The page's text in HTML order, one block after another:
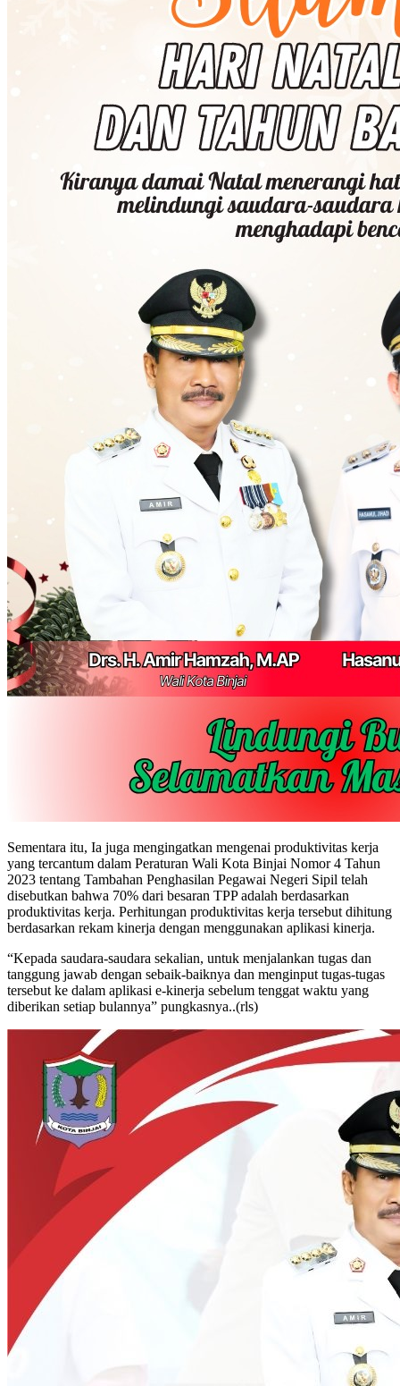
Sementara itu, Ia juga mengingatkan mengenai produktivitas kerja
yang tercantum dalam Peraturan Wali Kota Binjai Nomor 4 Tahun
2023 tentang Tambahan Penghasilan Pegawai Negeri Sipil telah
disebutkan bahwa 70% dari besaran TPP adalah berdasarkan
produktivitas kerja. Perhitungan produktivitas kerja tersebut dihitung
berdasarkan rekam kinerja dengan menggunakan aplikasi kinerja.
“Kepada saudara-saudara sekalian, untuk menjalankan tugas dan
tanggung jawab dengan sebaik-baiknya dan menginput tugas-tugas
tersebut ke dalam aplikasi e-kinerja sebelum tenggat waktu yang
diberikan setiap bulannya” pungkasnya..(rls)